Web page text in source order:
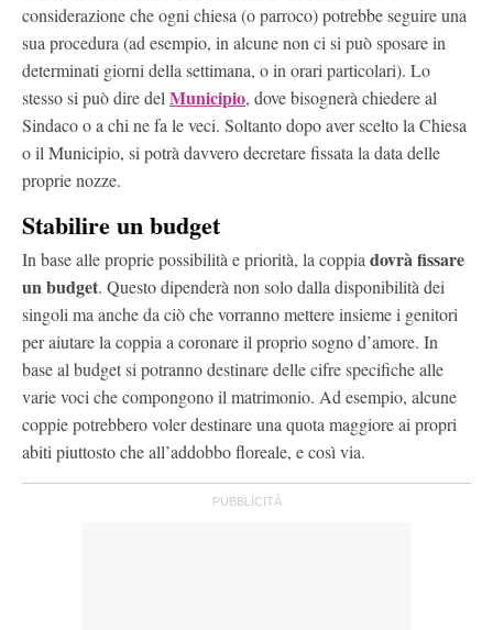
considerazione che ogni chiesa (o parroco) potrebbe seguire una
sua procedura (ad esempio, in alcune non ci si può sposare in
determinati giorni della settimana, o in orari particolari). Lo
stesso si può dire del Municipio, dove bisognerà chiedere al
Sindaco o a chi ne fa le veci. Soltanto dopo aver scelto la Chiesa
o il Municipio, si potrà davvero decretare fissata la data delle
proprie nozze.
Stabilire un budget
In base alle proprie possibilità e priorità, la coppiadovrà fissare
un budget. Questo dipenderà non solo dalla disponibilità dei
singoli ma anche da ciò che vorranno mettere insieme i genitori
per aiutare la coppia a coronare il proprio sogno d’amore. In
base al budget si potranno destinare delle cifre specifiche alle
varie voci che compongono il matrimonio. Ad esempio, alcune
coppie potrebbero voler destinare una quota maggiore ai propri
abiti piuttosto che all’addobbo floreale, e così via.